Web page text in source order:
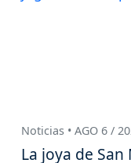
Noticias • AGO 6 /
La joya de